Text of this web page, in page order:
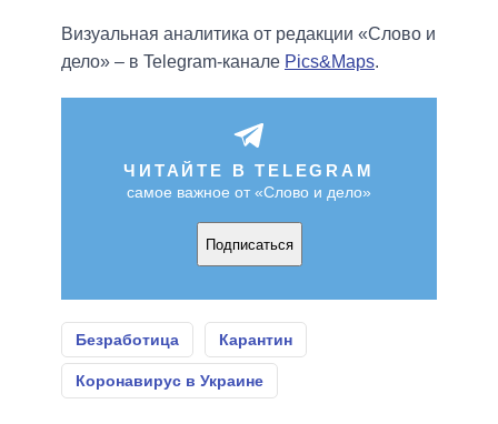
Визуальная аналитика от редакции «Слово и
дело» – в Telegram-канале Pics&Maps.
ЧИТАЙТЕ В TELEGRAM
самое важное от «Слово и дело»
Подписаться
Безработица Карантин
Коронавирус в Украине